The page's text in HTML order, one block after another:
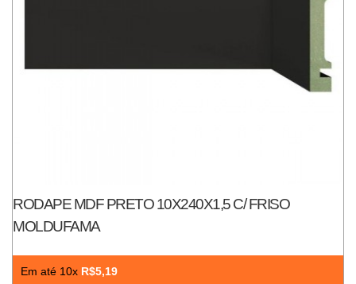
RODAPE MDF PRETO 10X240X1,5 C/ FRISO
MOLDUFAMA
Em até 10x R$5,19